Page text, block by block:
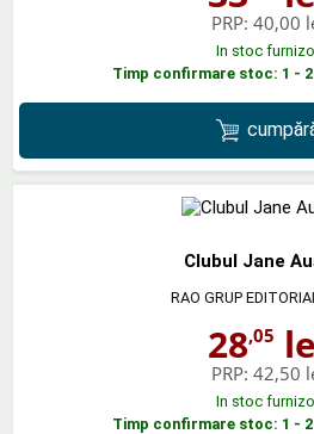
PRP: 40,00
In stoc
Timp confirmare stoc: 1 -
Clubul Jane
RAO GRUP EDITORIAL
28,05
PRP: 42,50
In stoc
Timp confirmare stoc: 1 -